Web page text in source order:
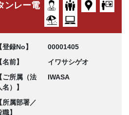
ンレー電
登録No】
00001405
名前】
イワサシゲオ
ご所属（法
名）】
IWASA
所属部署／
】